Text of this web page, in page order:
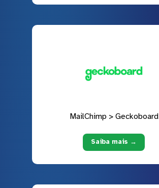
MailChimp > Geckoboard
Saiba mais →